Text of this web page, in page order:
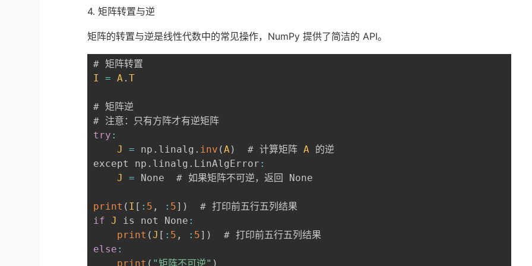
4. 矩阵转置与逆
矩阵的转置与逆是线性代数中的常见操作，NumPy 提供了简洁的 API。
I
= A.T
# 矩阵逆
try :
J
= np . linalg . inv (A)
  # 计算矩阵
A 的逆
except np . linalg . LinAlgError :
J
= None  # 如果矩阵不可逆，返回 None
print ( I [ : 5 , : 5] )
if J is not None :
print (J [ : 5 , : 5] )
else :
print ( "矩阵不可逆" )